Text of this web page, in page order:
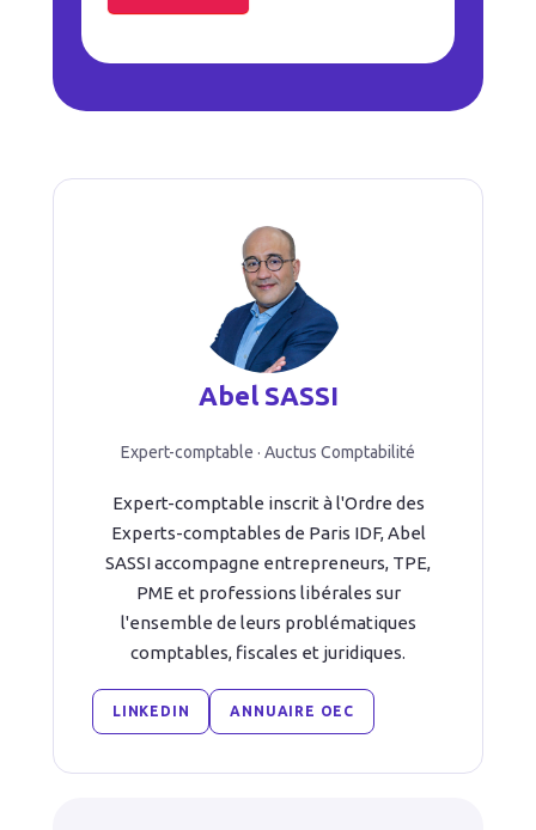
Abel SASSI
Expert-comptable · Auctus Comptabilité
Expert-comptable inscrit à l'Ordre des
Experts-comptables de Paris IDF, Abel
SASSI accompagne entrepreneurs, TPE,
PME et professions libérales sur
l'ensemble de leurs problématiques
comptables, fiscales et juridiques.
LINKEDIN ANNUAIRE OEC